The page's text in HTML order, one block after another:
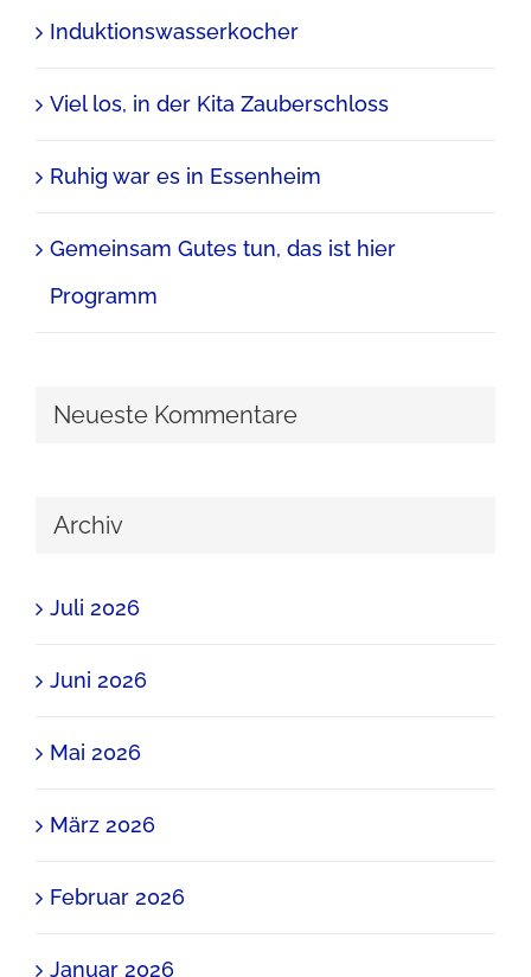
Induktionswasserkocher
Viel los, in der Kita Zauberschloss
Ruhig war es in Essenheim
Gemeinsam Gutes tun, das ist hier
Programm
Neueste Kommentare
Archiv
Juli 2026
Juni 2026
Mai 2026
März 2026
Februar 2026
Januar 2026